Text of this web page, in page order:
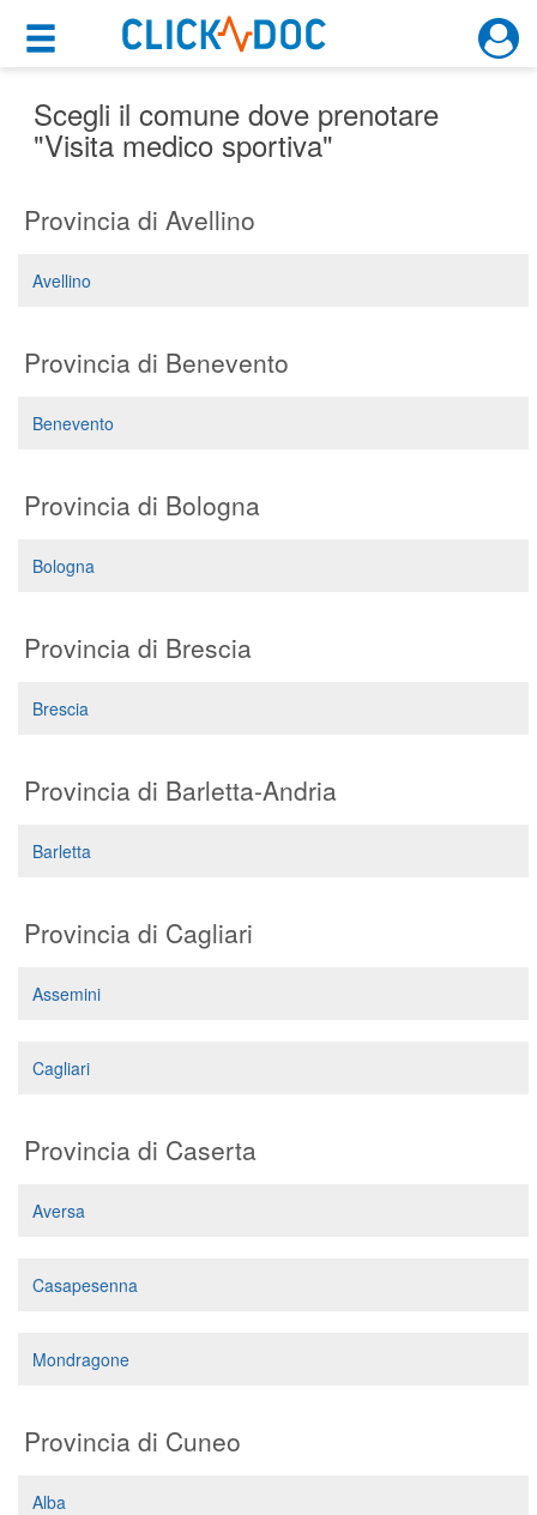
×
Motore di ricerca
×
Cosa possiamo offrirti
Prenota una visita
Ricerca specialisti
(su medicitalia.it)
Per gli specialisti
Planner e rubrica in cloud
Segreteria virtuale
Scegli il comune dove prenotare
"Visita medico sportiva"
Provincia di Avellino
Avellino
Provincia di Benevento
Benevento
Provincia di Bologna
Bologna
Provincia di Brescia
Brescia
Provincia di Barletta-Andria
Barletta
Provincia di Cagliari
Assemini
Cagliari
Provincia di Caserta
Aversa
Casapesenna
Mondragone
Provincia di Cuneo
Alba